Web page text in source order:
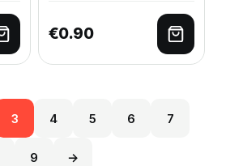
Toevoegen aan winkelwagen
€0.90
3 4 5 6 7
9 →